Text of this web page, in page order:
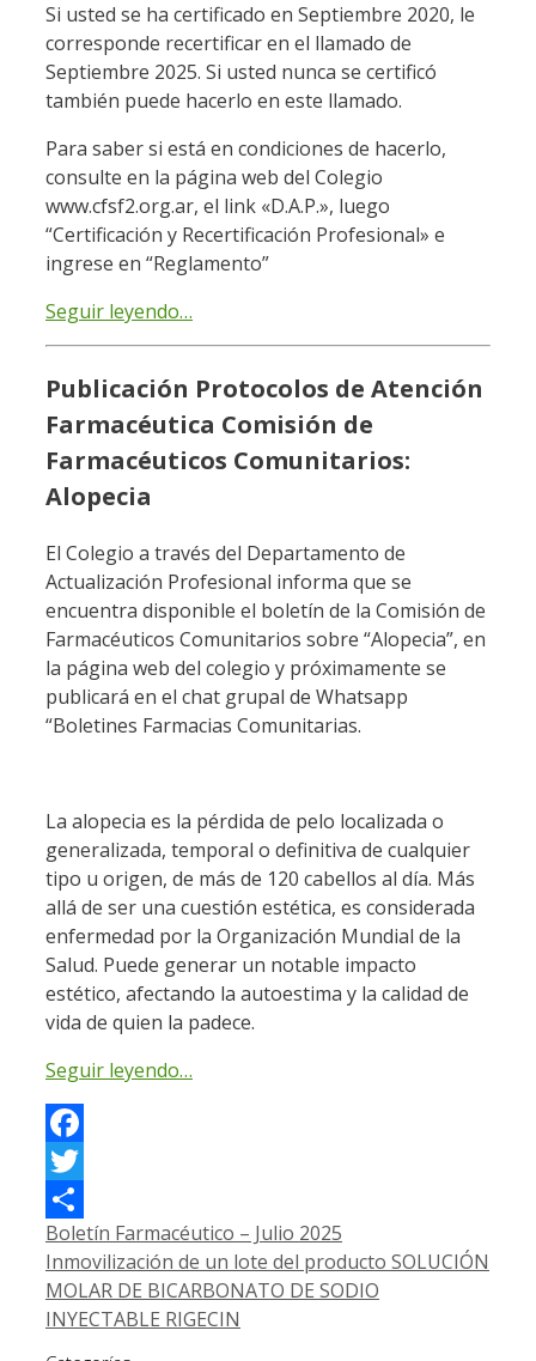
Si usted se ha certificado en Septiembre 2020, le
corresponde recertificar en el llamado de
Septiembre 2025. Si usted nunca se certificó
también puede hacerlo en este llamado.
Para saber si está en condiciones de hacerlo,
consulte en la página web del Colegio
www.cfsf2.org.ar, el link «D.A.P.», luego
“Certificación y Recertificación Profesional» e
ingrese en “Reglamento”
Seguir leyendo…
Publicación Protocolos de Atención
Farmacéutica Comisión de
Farmacéuticos Comunitarios:
Alopecia
El Colegio a través del Departamento de
Actualización Profesional informa que se
encuentra disponible el boletín de la Comisión de
Farmacéuticos Comunitarios sobre “Alopecia”, en
la página web del colegio y próximamente se
publicará en el chat grupal de Whatsapp
“Boletines Farmacias Comunitarias.
La alopecia es la pérdida de pelo localizada o
generalizada, temporal o definitiva de cualquier
tipo u origen, de más de 120 cabellos al día. Más
allá de ser una cuestión estética, es considerada
enfermedad por la Organización Mundial de la
Salud. Puede generar un notable impacto
estético, afectando la autoestima y la calidad de
vida de quien la padece.
Seguir leyendo…
Facebook
Twitter
Compartir
Boletín Farmacéutico – Julio 2025
Inmovilización de un lote del producto SOLUCIÓN
MOLAR DE BICARBONATO DE SODIO
INYECTABLE RIGECIN